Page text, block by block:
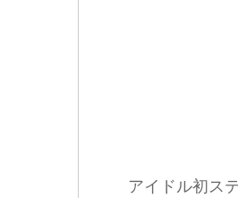
アイドル初ス